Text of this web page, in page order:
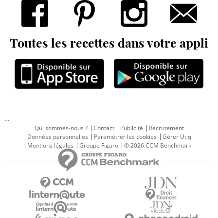
Toutes les recettes dans votre appli
...
Qui sommes-nous ?
Contact Publicité
Recrutement
Données personnelles
Paramétrer les cookies
Gérer Utiq
Mentions légales
Groupe Figaro © 2026 CCM Benchmark